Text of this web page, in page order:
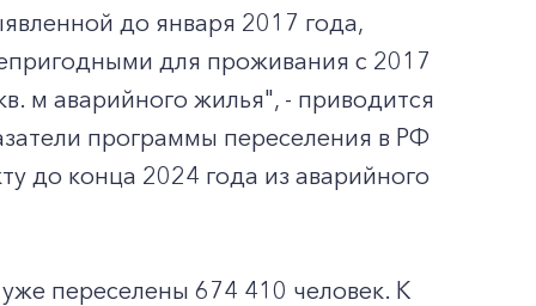
до января 2017 года,
для проживания с 2017
м аварийного жилья", - приводится
программы переселения в РФ
до конца 2024 года из аварийного
переселены 674 410 человек. К